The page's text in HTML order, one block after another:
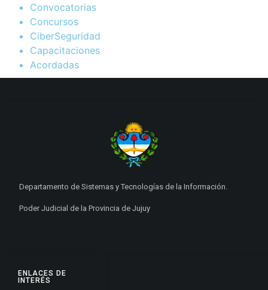
Convocatorias
Concursos
CiberSeguridad
Capacitaciones
Acordadas
ENLACES DE
INTERÉS
Departamento de Sistemas y Tecnologías de la Información.
Poder Judicial de la Provincia de Jujuy